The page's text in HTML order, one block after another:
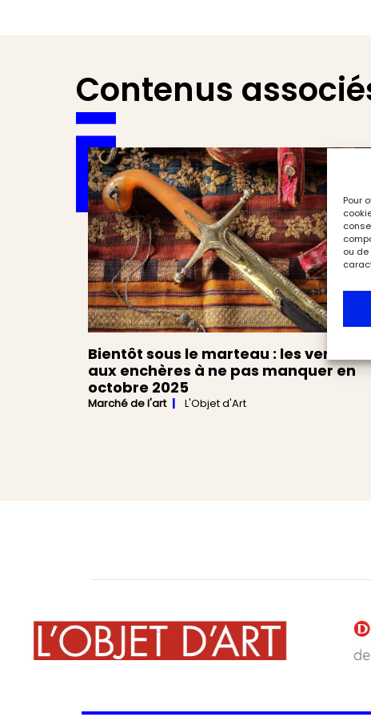
Pour
ou
Contenus
Bientôt sous le marteau : les ventes
aux enchères à ne pas manquer en
octobre 2025
Marché de l'art L'Objet d'Art